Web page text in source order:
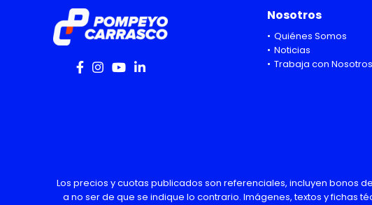
Nosotros
Quiénes Somos
Noticias
Trabaja con Nosotros
Los precios y cuotas publicados son referenciales, incluyen bonos
a no ser de que se indique lo contrario. Imágenes, textos y fichas